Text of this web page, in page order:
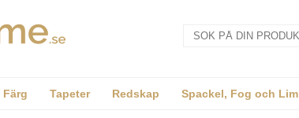
Färg Tapeter Redskap Spackel, Fog och Lim